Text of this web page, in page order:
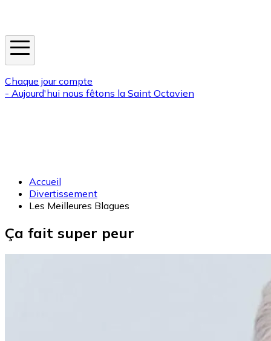
Chaque jour compte
- Aujourd'hui nous fêtons la Saint Octavien
Accueil
Divertissement
Les Meilleures Blagues
Ça fait super peur